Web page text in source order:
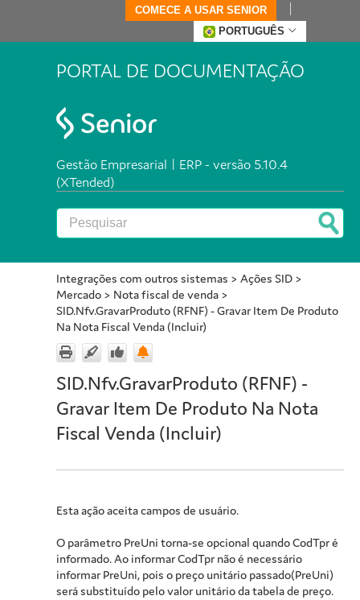
COMECE A USAR SENIOR
PORTUGUÊS
PORTAL DE DOCUMENTAÇÃO
Gestão Empresarial | ERP - versão 5.10.4
(XTended)
Integrações com outros sistemas > Ações SID >
Mercado > Nota fiscal de venda >
SID.Nfv.GravarProduto (RFNF) - Gravar Item De Produto
Na Nota Fiscal Venda (Incluir)
SID.Nfv.GravarProduto (RFNF) -
Gravar Item De Produto Na Nota
Fiscal Venda (Incluir)
Esta ação aceita campos de usuário.
O parâmetro PreUni torna-se opcional quando CodTpr é
informado. Ao informar CodTpr não é necessário
informar PreUni, pois o preço unitário passado(PreUni)
será substituído pelo valor unitário da tabela de preço.